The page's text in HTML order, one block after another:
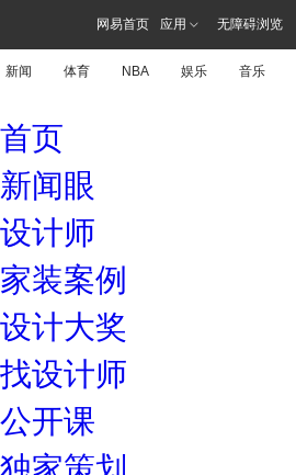
网易首页 应用 无障碍浏览
新闻 体育 NBA 娱乐 音乐
首页
新闻眼
设计师
家装案例
设计大奖
找设计师
公开课